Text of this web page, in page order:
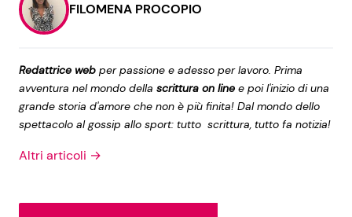
FILOMENA PROCOPIO
Redattrice web per passione e adesso per lavoro. Prima
avventura nel mondo della scrittura on line e poi l'inizio di una
grande storia d'amore che non è più finita! Dal mondo dello
spettacolo al gossip allo sport: tutto scrittura, tutto fa notizia!
Altri articoli →